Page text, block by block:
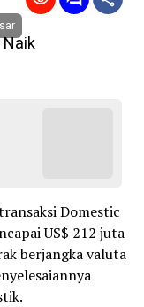
Domestic
US$ 212 juta
berjangka valuta